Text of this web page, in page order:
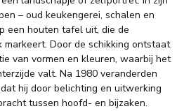
– oud keukengerei, schalen en
een houten tafel uit, die de
Door de schikking ontstaat
van vormen en kleuren, waarbij het
valt. Na 1980 veranderden
hij door belichting en uitwerking
tussen hoofd- en bijzaken.